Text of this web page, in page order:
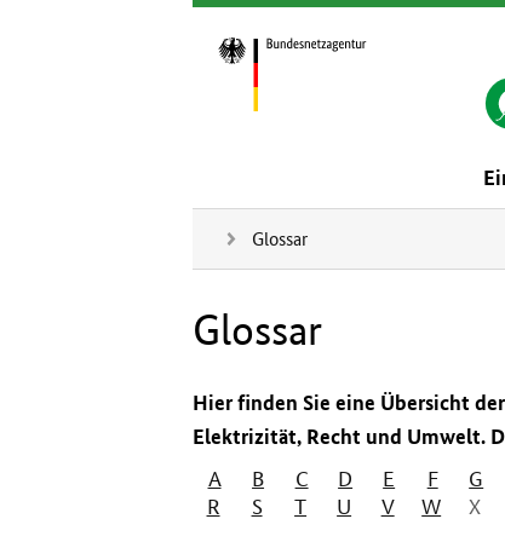
Glossar
Glossar
Hier finden Sie eine Übersicht
Elektrizität, Recht und Umwelt.
A
B C D E F G
R
S T U V W X